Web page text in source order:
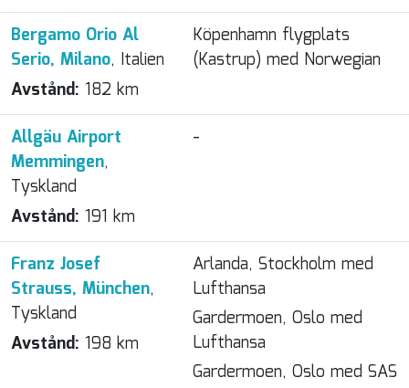
Bergamo Orio Al
Serio, Milano, Italien
Avstånd: 182 km
Köpenhamn flygplats
(Kastrup) med Norwegian
Allgäu Airport
Memmingen,
Tyskland
Avstånd: 191 km
-
Franz Josef
Strauss, München,
Tyskland
Avstånd: 198 km
Arlanda, Stockholm med
Lufthansa
Gardermoen, Oslo med
Lufthansa
Gardermoen, Oslo med SAS